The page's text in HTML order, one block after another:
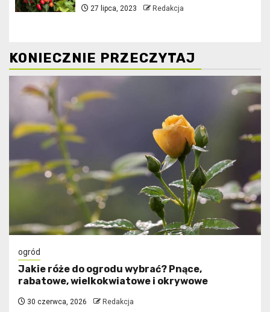
27 lipca, 2023 Redakcja
KONIECZNIE PRZECZYTAJ
ogród
Jakie róże do ogrodu wybrać? Pnące,
rabatowe, wielkokwiatowe i okrywowe
30 czerwca, 2026 Redakcja